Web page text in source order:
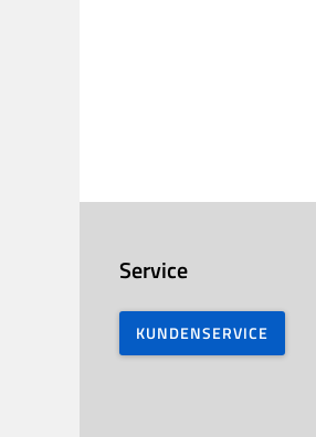
Service
KUNDENSERVICE